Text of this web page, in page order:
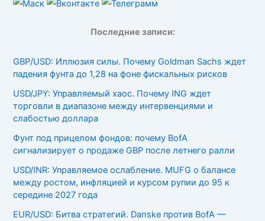
Последние записи:
GBP/USD: Иллюзия силы. Почему Goldman Sachs ждет
падения фунта до 1,28 на фоне фискальных рисков
USD/JPY: Управляемый хаос. Почему ING ждет
торговли в диапазоне между интервенциями и
слабостью доллара
Фунт под прицелом фондов: почему BofA
сигнализирует о продаже GBP после летнего ралли
USD/INR: Управляемое ослабление. MUFG о балансе
между ростом, инфляцией и курсом рупии до 95 к
середине 2027 года
EUR/USD: Битва стратегий. Danske против BofA —